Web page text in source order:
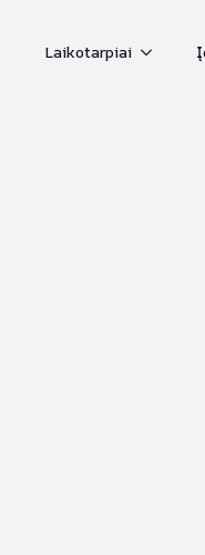
Laikotarpiai